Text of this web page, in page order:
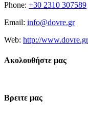
Phone: +30 2310 307589
Email: info@dovre.gr
Web: http://www.dovre.gr
Ακολουθήστε μας
Βρειτε μας